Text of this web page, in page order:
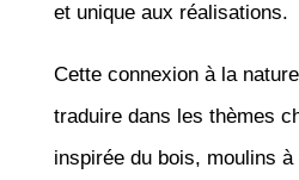
et unique aux réalisations.
Cette connexion à la
traduire dans les thèmes
inspirée du bois, moulins